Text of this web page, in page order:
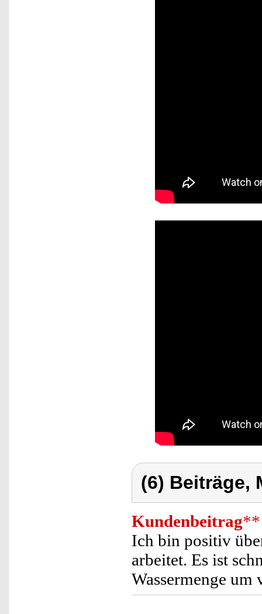
(6) Beiträge,
Kundenbeitrag**
Ich bin positiv
arbeitet. Es ist
Wassermenge um